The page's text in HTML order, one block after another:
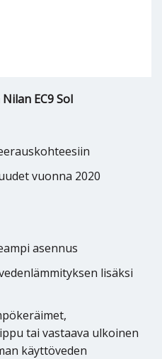
EC9 Sol
vuonna 2020
asennus
lisäksi
tai vastaava ulkoinen
käyttöveden